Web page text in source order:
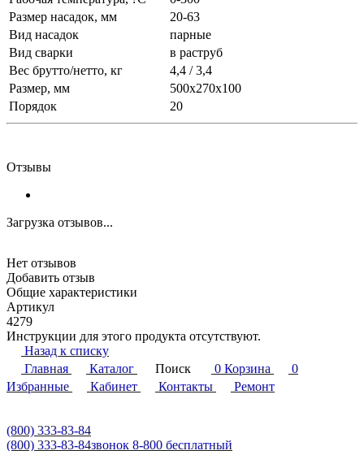
Размер насадок, мм
20-63
Вид насадок
парные
Вид сварки
в раструб
Вес брутто/нетто, кг
4,4 / 3,4
Размер, мм
500x270x100
Порядок
20
Отзывы
Загрузка отзывов...
Нет отзывов
Добавить отзыв
Общие характеристики
Артикул
4279
Инструкции для этого продукта отсутствуют.
Назад к списку
Главная
Каталог Поиск 0 Корзина
0
Избранные
Кабинет Контакты Ремонт
(800) 333-83-84
(800) 333-83-84звонок 8-800 бесплатный